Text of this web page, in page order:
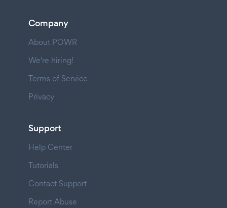
Company
About POWR
We're hiring!
Terms of Service
Privacy
Support
Help Center
Tutorials
Contact Support
Report Abuse